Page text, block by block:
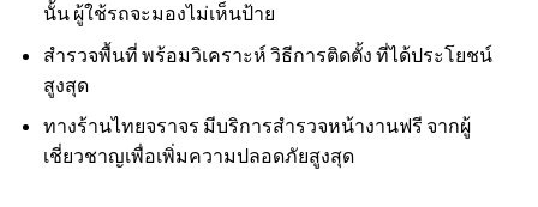
นั้น ผู้ใช้รถจะมองไม่เห็นป้าย
สำรวจพื้นที่ พร้อมวิเคราะห์ วิธีการติดตั้ง ที่ได้ประโยชน์
สูงสุด
ทางร้านไทยจราจร มีบริการสำรวจหน้างานฟรี จากผู้
เชี่ยวชาญเพื่อเพิ่มความปลอดภัยสูงสุด